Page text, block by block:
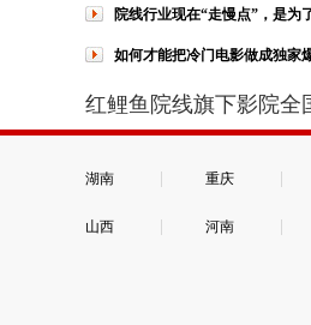
院线行业现在“走慢点”，是为
如何才能把冷门电影做成独家
红鲤鱼院线旗下影院全
湖南 重庆
山西 河南